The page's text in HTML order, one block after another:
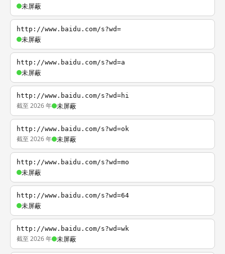
未屏蔽
http://www.baidu.com/s?wd=
未屏蔽
http://www.baidu.com/s?wd=a
未屏蔽
http://www.baidu.com/s?wd=hi
截至 2026 年 未屏蔽
http://www.baidu.com/s?wd=ok
截至 2026 年 未屏蔽
http://www.baidu.com/s?wd=mo
未屏蔽
http://www.baidu.com/s?wd=64
未屏蔽
http://www.baidu.com/s?wd=wk
截至 2026 年 未屏蔽